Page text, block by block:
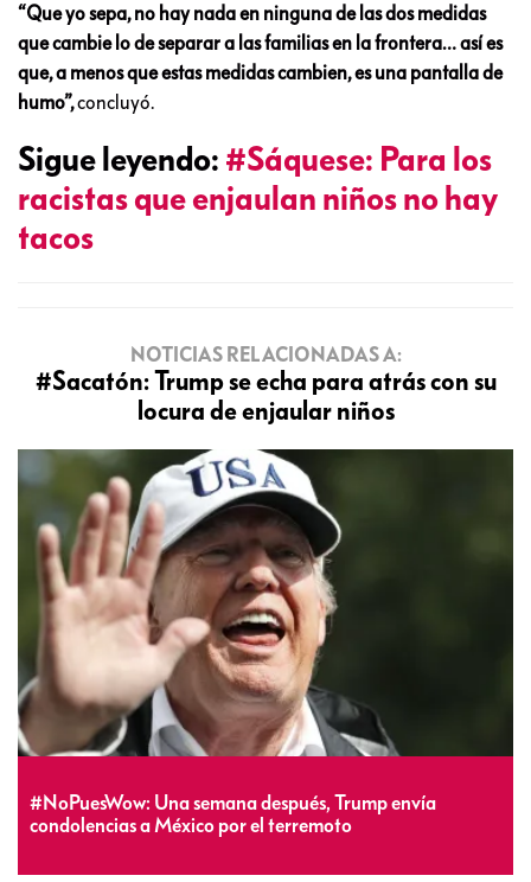
“Que yo sepa, no hay nada en ninguna de las dos medidas
que cambie lo de separar a las familias en la frontera… así es
que, a menos que estas medidas cambien, es una pantalla de
humo”,concluyó.
Sigue leyendo: #Sáquese: Para los
racistas que enjaulan niños no hay
tacos
NOTICIAS RELACIONADAS A:
#Sacatón: Trump se echa para atrás con su
locura de enjaular niños
#NoPuesWow: Una semana después, Trump envía
condolencias a México por el terremoto